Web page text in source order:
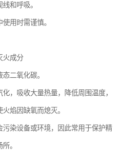
和呼吸。
用时需谨慎。
火成分
二氧化碳。
，吸收大量热量，降低周围温度，
焰因缺氧而熄灭。
染设备或环境，因此常用于保护精
。